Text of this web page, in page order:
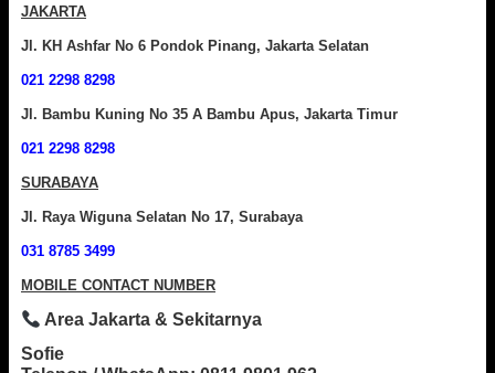
JAKARTA
Jl. KH Ashfar No 6 Pondok Pinang, Jakarta Selatan
021 2298 8298
Jl. Bambu Kuning No 35 A Bambu Apus, Jakarta Timur
021 2298 8298
SURABAYA
Jl. Raya Wiguna Selatan No 17, Surabaya
031 8785 3499
MOBILE CONTACT NUMBER
Area Jakarta & Sekitarnya
Sofie